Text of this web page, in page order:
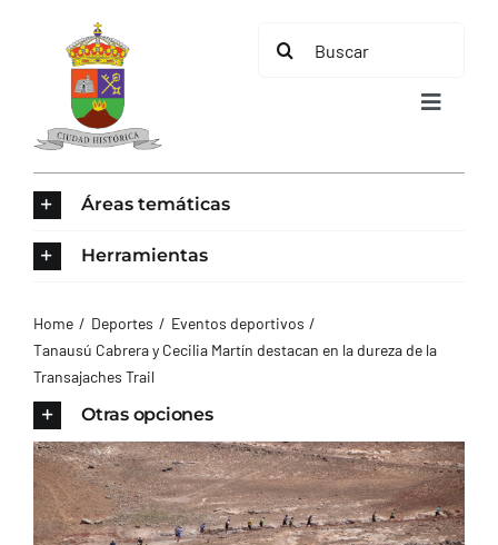
contenido
Buscar:
Toggle
AYUNTAMIENTO
TURISMO
CONTACTO
Áreas temáticas
Herramientas
Home Deportes
Eventos deportivos
Tanausú Cabrera y Cecilia Martín destacan en la dureza de la
Transajaches Trail
Otras opciones